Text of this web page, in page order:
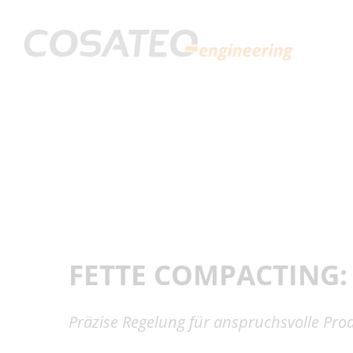
Inhalt
springen
FETTE
Präzise Regelung für anspruchsvolle